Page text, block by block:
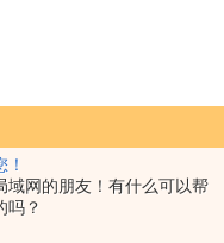
域网的朋友！有什么可以帮
吗？
食品科学家、食品研究